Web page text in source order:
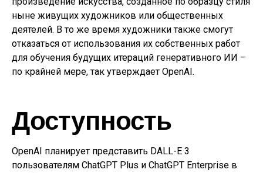
ныне живущих художников или общественных
деятелей. В то же время художники также смогут
отказаться от использования их собственных работ
для обучения будущих итераций генеративного ИИ –
по крайней мере, так утверждает OpenAI.
Доступность
OpenAI планирует представить DALL-E 3
пользователям ChatGPT Plus и ChatGPT Enterprise в